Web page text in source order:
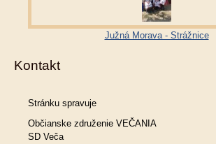
Južná Morava - Strážnice
Kontakt
Stránku spravuje
Občianske združenie VEČANIA
SD Veča